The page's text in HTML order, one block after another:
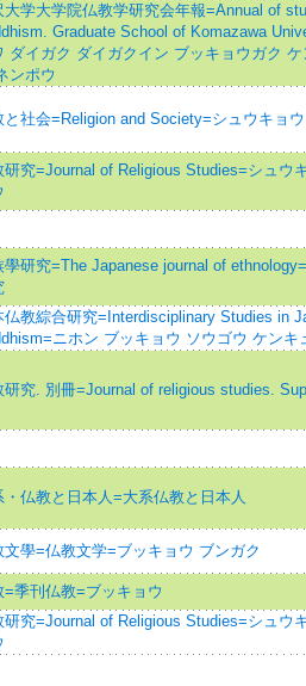
大学大学院仏教学研究会年報=Annual of
Graduate School of Komazawa
ダイガク ダイガクイン ブッキョウガク ケ
ンポウ
と社会=Religion and Society=シュウキョ
研究=Journal of Religious Studies=シュウ
學研究=The Japanese journal of
仏教綜合研究=Interdisciplinary Studies in
ニホン ブッキョウ ソウゴウ ケンキ
研究. 別冊=Journal of religious studies.
・仏教と日本人=大系仏教と日本人
文學=仏教文学=ブッキョウ ブンガク
=季刊仏教=ブッキョウ
研究=Journal of Religious Studies=シュウ